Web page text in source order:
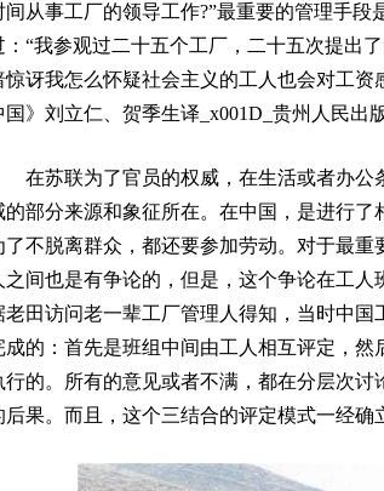
间从事工厂的领导工作?”最重要的管理手段
：“我参观过二十五个工厂，二十五次提出
惊讶我怎么怀疑社会主义的工人也会对工资
国》刘立仁、贺季生译 _x001D_ 贵州人民出
在苏联为了官员的权威，在生活或者办公
的部分来源和象征所在。在中国，是进行了
了不脱离群众，都还要参加劳动。对于最
之间也是有争论的，但是，这个争论在工
老田访问老一辈工厂管理人得知，当时中
成的：首先是班组中间由工人相互评定，
行的。所有的意见或者不满，都在分层次
后果。而且，这个三结合的评定模式一经确